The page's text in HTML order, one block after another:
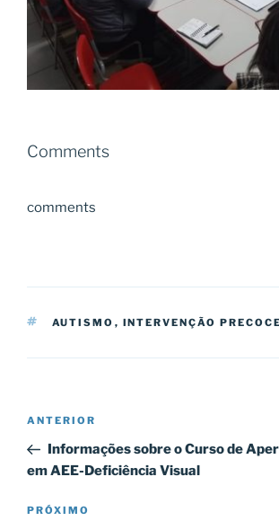
Comments
comments
TAGS
AUTISMO , INTERVENÇÃO PRECOCE
Navegação
Post
Post
anterior
ANTERIOR
Informações sobre o Curso de
em AEE-Deficiência Visual
Próximo
PRÓXIMO